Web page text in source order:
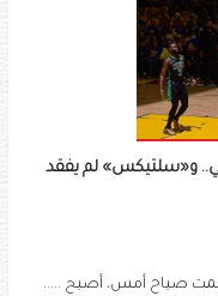
و«سلتيكس» لم يفقد
صباح أمس، أصبح .....